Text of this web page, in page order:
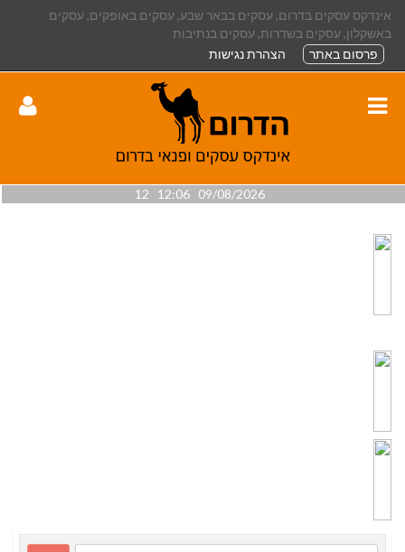
אינדקס עסקים בדרום, עסקים בבאר שבע, עסקים באופקים, עסקים
באשקלון, עסקים בשדרות, עסקים בנתיבות
פרסום באתר
הצהרת נגישות
09/08/2026 12:06 12